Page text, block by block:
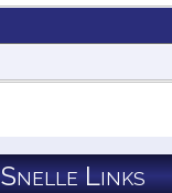
Snelle Links